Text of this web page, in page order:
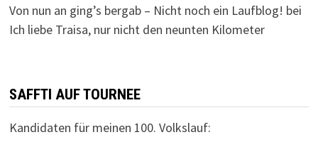
Von nun an ging’s bergab – Nicht noch ein Laufblog! bei
Ich liebe Traisa, nur nicht den neunten Kilometer
SAFFTI AUF TOURNEE
Kandidaten für meinen 100. Volkslauf: